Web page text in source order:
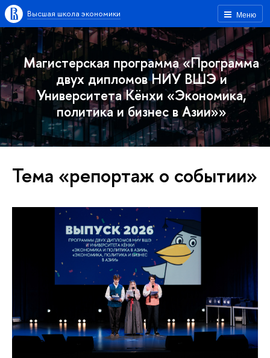
Меню
Высшая школа экономики
Магистерская программа «Программа
двух дипломов НИУ ВШЭ и
Университета Кёнхи «Экономика,
политика и бизнес в Азии»»
Тема «репортаж о событии»